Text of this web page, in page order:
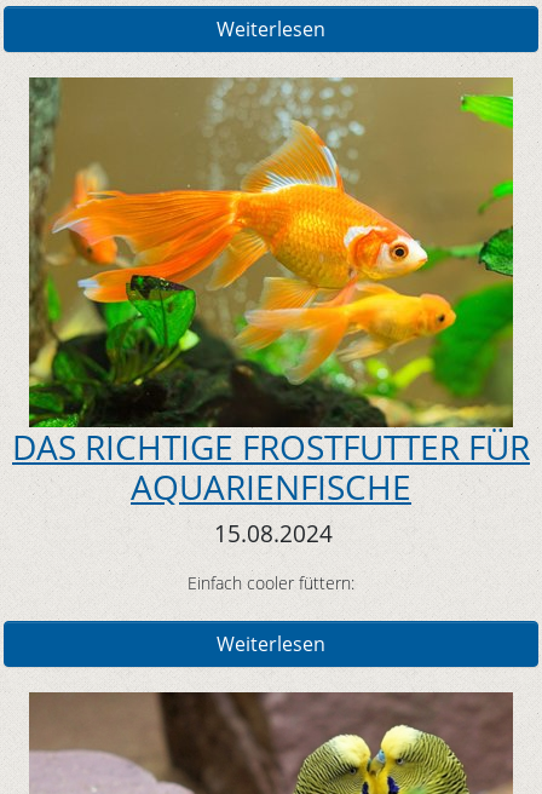
Weiterlesen
DAS RICHTIGE FROSTFUTTER FÜR
AQUARIENFISCHE
15.08.2024
Einfach cooler füttern:
Weiterlesen